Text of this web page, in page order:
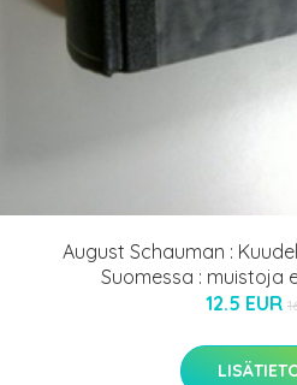
August Schauman :
Suomessa : muistoja
12.5 EUR